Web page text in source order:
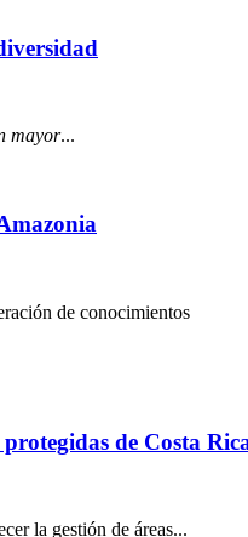
mayor...
de conocimientos
de Costa
la gestión de áreas...